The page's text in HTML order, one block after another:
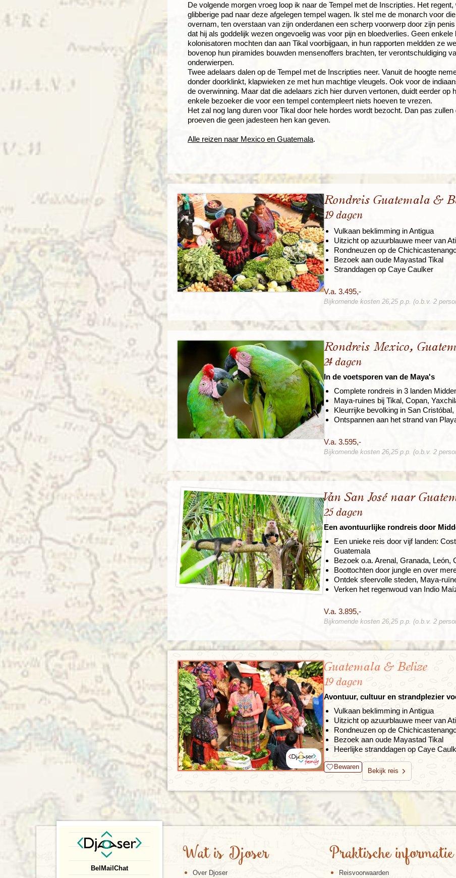
De volgende morgen vroeg loop ik naar de Tempel met de Inscripties. Het
glibberige pad naar deze afgelegen tempel wagen. Ik stel me de monarch voor
overnam, ten overstaan van zijn onderdanen een scherp voorwerp door zijn
dat hij als goddelijk wezen ongevoelig was voor pijn en bloedverlies. Geen
kolonisatoren mochten dan aan Tikal voorbijgaan, in hun rapporten meldden ze
bovenop hun piramides bouwden mensenoffers brachten, ter verontschuldiging
onderwierpen.
Twee adelaars dalen op de Tempel met de Inscripties neer. Vanuit de hoogte
donder doorklinkt, klapwieken ze met hun machtige vleugels. Ook voor de
de overwinning. Maar dat die adelaars zich hier durven vertonen, duidt eerder op
enkele bezoeker die voor een tempel contempleert niets hoeven te vrezen.
Het zal nog lang duren voor Tikal door hele hordes wordt bezocht. Dan pas
proeven die geen jadesteen hen kan geven.
Alle reizen naar Mexico en Guatemala.
Rondreis Guatemala &
19 dagen
Vulkaan beklimming in Antigua
Uitzicht op azuurblauwe meer van
Rondneuzen op de
Bezoek aan oude Mayastad Tikal
Stranddagen op Caye Caulker
V.a. 3.495,-
Bijkomende kosten 26,25 p.p. (o.b.v. 2
Rondreis Mexico,
24 dagen
In de voetsporen van de Maya's
Complete rondreis in 3 landen
Maya-ruines bij Tikal, Copan,
Kleurrijke bevolking in San
Ontspannen aan het strand van
V.a. 3.595,-
Bijkomende kosten 26,25 p.p. (o.b.v. 2
Van San José naar
25 dagen
Een avontuurlijke rondreis door
Een unieke reis door vijf landen:
Guatemala
Bezoek o.a. Arenal, Granada, León,
Boottochten door jungle en over
Ontdek sfeervolle steden, Maya-
Verken het regenwoud van Indio
V.a. 3.895,-
Bijkomende kosten 26,25 p.p. (o.b.v. 2
Guatemala & Belize
19 dagen
Avontuur, cultuur en strandplezier
Vulkaan beklimming in Antigua
Uitzicht op azuurblauwe meer van
Rondneuzen op de
Bezoek aan oude Mayastad Tikal
Heerlijke stranddagen op Caye
Bewaren
Bekijk reis
Bel Mail Chat
Wat is Djoser
Over Djoser
Praktische informatie
Reisvoorwaarden